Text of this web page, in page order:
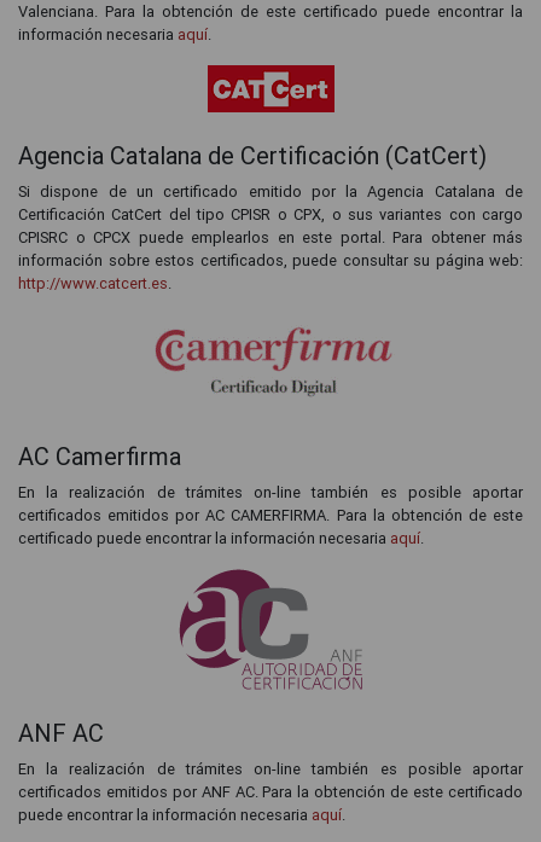
Valenciana. Para la obtención de este certificado puede encontrar la
información necesaria aquí.
Agencia Catalana de Certificación (CatCert)
Si dispone de un certificado emitido por la Agencia Catalana de
Certificación CatCert del tipo CPISR o CPX, o sus variantes con cargo
CPISRC o CPCX puede emplearlos en este portal. Para obtener más
información sobre estos certificados, puede consultar su página web:
http://www.catcert.es.
AC Camerfirma
En la realización de trámites on-line también es posible aportar
certificados emitidos por AC CAMERFIRMA. Para la obtención de este
certificado puede encontrar la información necesaria aquí.
ANF AC
En la realización de trámites on-line también es posible aportar
certificados emitidos por ANF AC. Para la obtención de este certificado
puede encontrar la información necesaria aquí.